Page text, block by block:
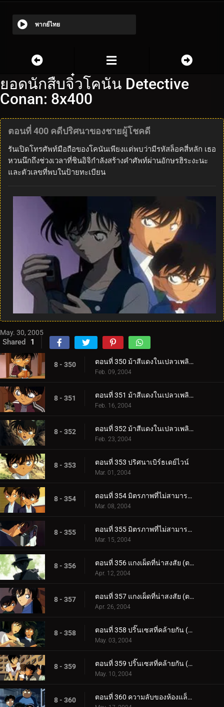
พากย์ไทย
ยอดนักสืบจิ๋วโคนัน Detective
Conan: 8x400
ตอนที่ 400 คดีปริศนาของชายผู้โชคดี
รันเปิดโทรศัพท์มือถือของโคนันเพียงแต่พบว่ามีรหัสล็อคสี่หลัก เธอ
หวนนึกถึงช่วงเวลาที่ชินอิจิกำลังสร้างคำศัพท์ผ่านอักษรฮิระงะนะ
และตัวเลขที่พบในป้ายทะเบียน
May. 30, 2005
Shared 1
8 - 350 ตอนที่ 350 ม้าสีแดงในเปลวเพลิง (ภาคคดี)
Feb. 09, 2004
8 - 351 ตอนที่ 351 ม้าสีแดงในเปลวเพลิง (ภาคสืบสวน)
Feb. 16, 2004
8 - 352 ตอนที่ 352 ม้าสีแดงในเปลวเพลิง (ภาคปิดคดี)
Feb. 23, 2004
8 - 353 ตอนที่ 353 ปริศนาเบิร์ธเดย์ไวน์
Mar. 01, 2004
8 - 354 ตอนที่ 354 มิตรภาพที่ไม่สามารถซื้อได้ด้วยเงิน (ตอนแรก)
Mar. 08, 2004
8 - 355 ตอนที่ 355 มิตรภาพที่ไม่สามารถซื้อได้ด้วยเงิน (ตอนจบ)
Mar. 15, 2004
8 - 356 ตอนที่ 356 แกงเผ็ดที่น่าสงสัย (ตอนแรก)
Apr. 12, 2004
8 - 357 ตอนที่ 357 แกงเผ็ดที่น่าสงสัย (ตอนจบ)
Apr. 26, 2004
8 - 358 ตอนที่ 358 ปริ๊นเซสที่คล้ายกัน (ตอนแรก)
May. 03, 2004
8 - 359 ตอนที่ 359 ปริ๊นเซสที่คล้ายกัน (ตอนจบ)
May. 10, 2004
8 - 360 ตอนที่ 360 ความลับของห้องแล็ปฯ โทโตะ (ตอนแรก)